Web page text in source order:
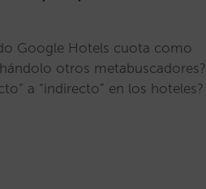
Google Hotels cuota como
otros metabuscadores?
a “indirecto” en los hoteles?